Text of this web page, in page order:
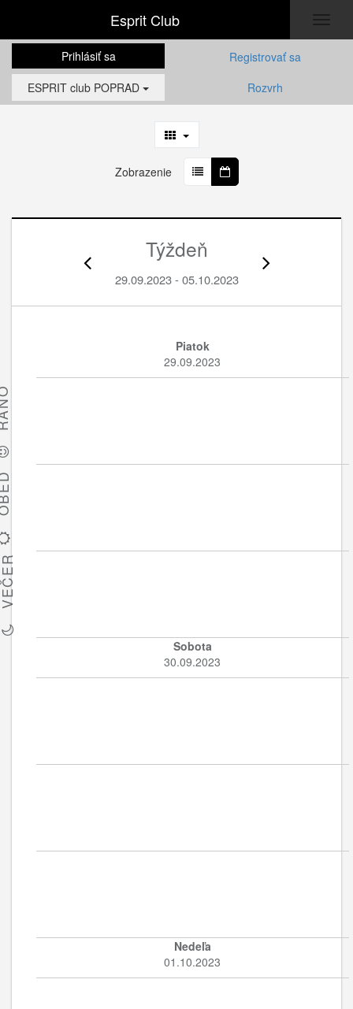
Esprit Club
Prihlásiť sa
Registrovať sa
ESPRIT club POPRAD
Rozvrh
Zobrazenie
Týždeň
29.09.2023 - 05.10.2023
Piatok
29.09.2023
Sobota
30.09.2023
Nedeľa
01.10.2023